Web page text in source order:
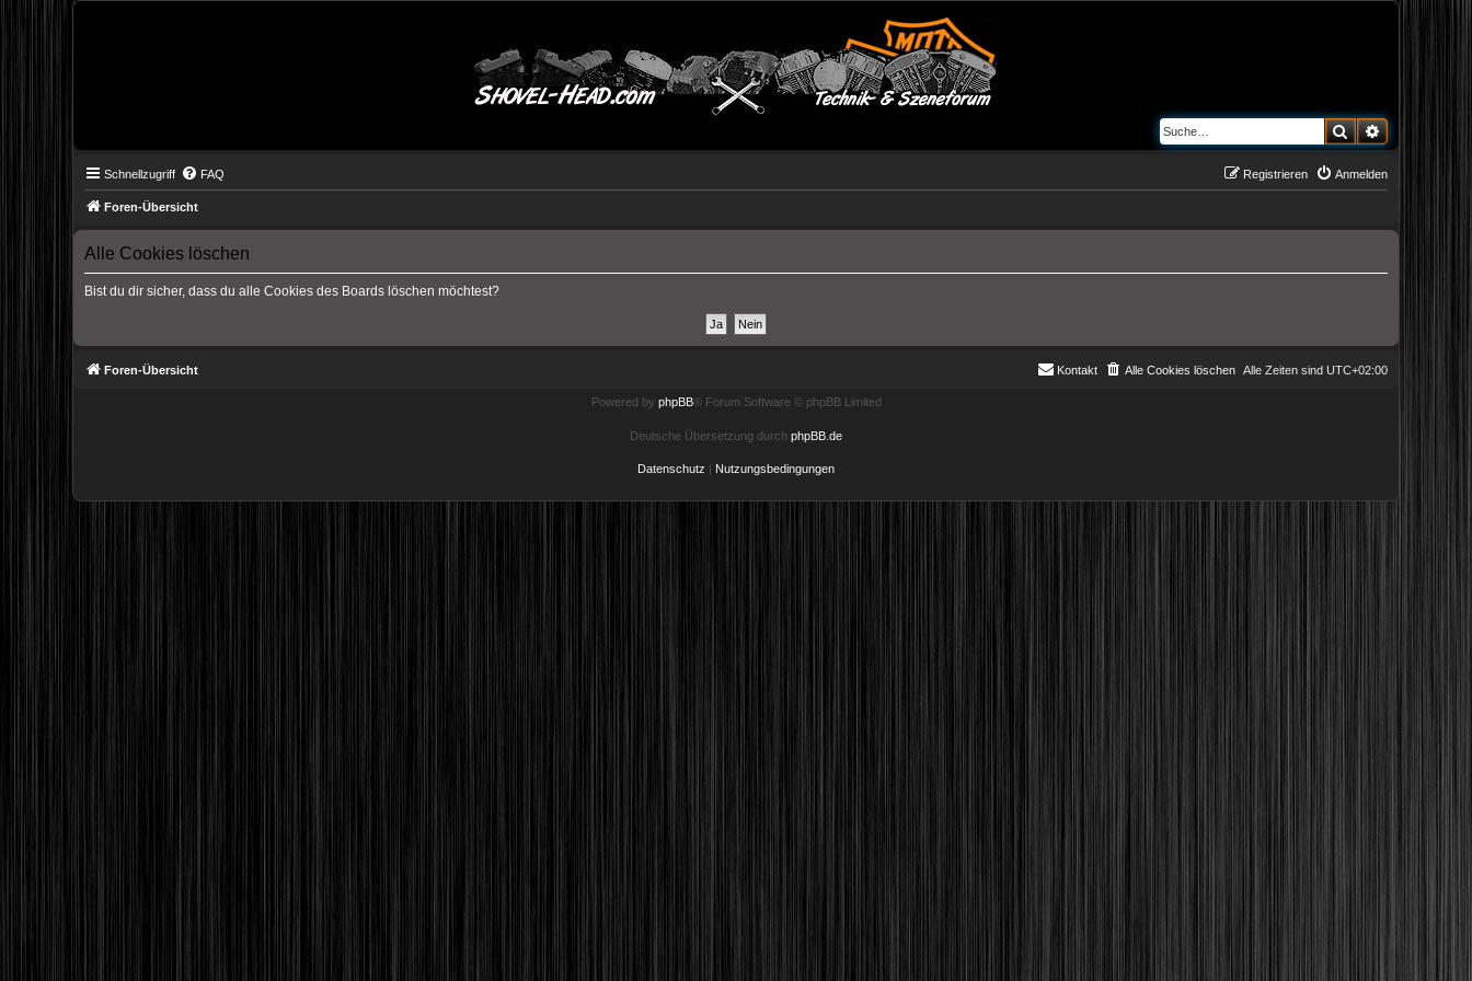
SucheErweiterte
Schnellzugriff FAQ Anmelden
Registrieren
Foren-Übersicht
Alle Cookies löschen
Bist du dir sicher, dass du alle Cookies des Boards löschen möchtest?
Foren-Übersicht Alle Zeiten sind UTC+02:00
Alle Cookies löschen
Kontakt
Powered by phpBB® Forum Software © phpBB Limited
Deutsche Übersetzung durch phpBB.de
Datenschutz | Nutzungsbedingungen